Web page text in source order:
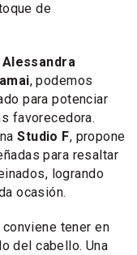
de
Alessandra
, podemos
para potenciar
favorecedora.
Studio F, propone
para resaltar
logrando
ocasión.
tener en
del cabello. Una